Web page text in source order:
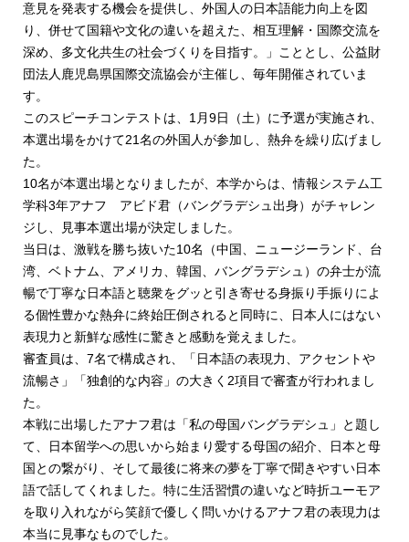
意見を発表する機会を提供し、外国人の日本語能力向上を図
り、併せて国籍や文化の違いを超えた、相互理解・国際交流を
深め、多文化共生の社会づくりを目指す。」こととし、公益財
団法人鹿児島県国際交流協会が主催し、毎年開催されていま
す。
このスピーチコンテストは、1月9日（土）に予選が実施され、
本選出場をかけて21名の外国人が参加し、熱弁を繰り広げまし
た。
10名が本選出場となりましたが、本学からは、情報システム工
学科3年アナフ アビド君（バングラデシュ出身）がチャレン
ジし、見事本選出場が決定しました。
当日は、激戦を勝ち抜いた10名（中国、ニュージーランド、台
湾、ベトナム、アメリカ、韓国、バングラデシュ）の弁士が流
暢で丁寧な日本語と聴衆をグッと引き寄せる身振り手振りによ
る個性豊かな熱弁に終始圧倒されると同時に、日本人にはない
表現力と新鮮な感性に驚きと感動を覚えました。
審査員は、7名で構成され、「日本語の表現力、アクセントや
流暢さ」「独創的な内容」の大きく2項目で審査が行われまし
た。
本戦に出場したアナフ君は「私の母国バングラデシュ」と題し
て、日本留学への思いから始まり愛する母国の紹介、日本と母
国との繋がり、そして最後に将来の夢を丁寧で聞きやすい日本
語で話してくれました。特に生活習慣の違いなど時折ユーモア
を取り入れながら笑顔で優しく問いかけるアナフ君の表現力は
本当に見事なものでした。